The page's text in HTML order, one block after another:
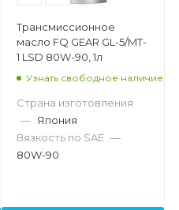
Трансмиссионное
масло FQ GEAR GL-5/MT-
1 LSD 80W-90, 1л
Узнать свободное наличие
Страна изготовления
— Япония
Вязкость по SAE —
80W-90